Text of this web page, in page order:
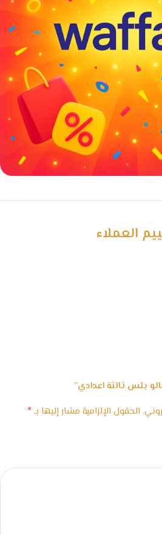
العملاء
بلس ثالثة اعدادي”
الحقول الإلزامية مشار إليها بـ*